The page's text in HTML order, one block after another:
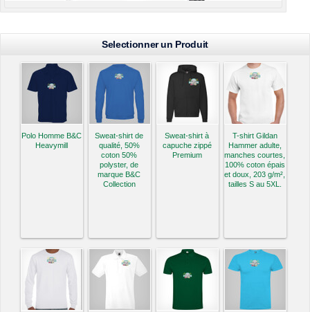
Selectionner un Produit
Polo Homme B&C
Heavymill
Sweat-shirt de
qualité, 50%
coton 50%
polyster, de
marque B&C
Collection
Sweat-shirt à
capuche zippé
Premium
T-shirt Gildan
Hammer adulte,
manches courtes,
100% coton épais
et doux, 203 g/m²,
tailles S au 5XL.